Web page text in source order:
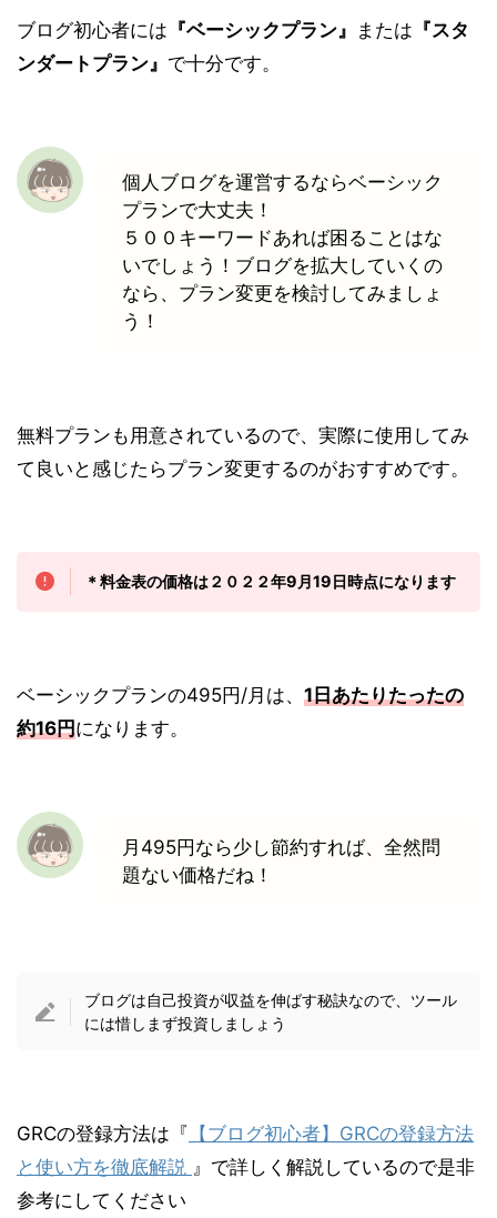
ブログ初心者には 『ベーシックプラン』 または 『スタ
ンダートプラン』 で十分です。
個人ブログを運営するならベーシック
プランで大丈夫！
５００キーワードあれば困ることはな
いでしょう！ブログを拡大していくの
なら、プラン変更を検討してみましょ
う！
無料プラン も用意されているので、実際に使用してみ
て良いと感じたらプラン変更するのがおすすめです。
＊料金表の価格は２０２２年9月19日時点になります
ベーシックプランの495円/月は、 1日あたりたったの
約16円になります。
月495円なら少し節約すれば、全然問
題ない価格だね！
ブログは自己投資が収益を伸ばす秘訣なので、ツール
には惜しまず投資しましょう
GRCの登録方法は『 【ブログ初心者】GRCの登録方法
と使い方を徹底解説 』で詳しく解説しているので是非
参考にしてください